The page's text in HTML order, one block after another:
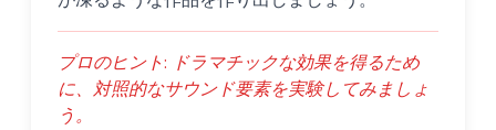
プロのヒント: ドラマチックな効果を得るため
に、対照的なサウンド要素を実験してみましょ
う。